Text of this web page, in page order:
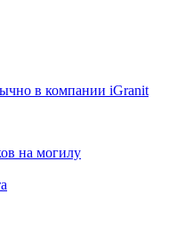
в компании iGranit
на могилу